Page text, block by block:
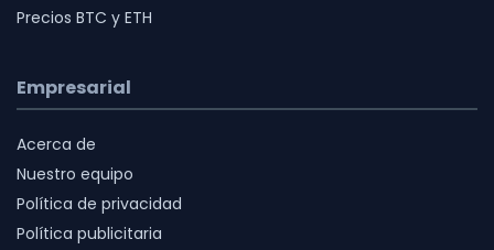
Precios BTC y ETH
Empresarial
Acerca de
Nuestro equipo
Política de privacidad
Política publicitaria